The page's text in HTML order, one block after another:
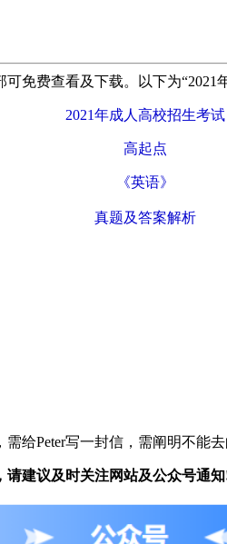
免费查看及下载。以下为“2021
2021年成人高校招生考试
高起点
《英语》
真题及答案解析
Peter写一封信，需阐明不能去
建议及时关注网站及公众号通知!